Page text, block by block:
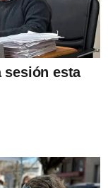
sesión esta